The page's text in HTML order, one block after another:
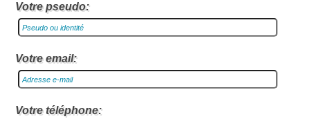
Votre pseudo:
Votre email:
Votre téléphone: